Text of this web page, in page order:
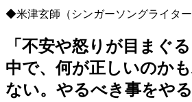
◆米津玄師（シンガーソングライター
「不安や怒りが目まぐ
中で、何が正しいのか
ない。やるべき事をやる